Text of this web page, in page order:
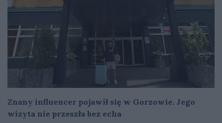
Znany influencer pojawił się w Gorzowie. Jego
wizyta nie przeszła bez echa